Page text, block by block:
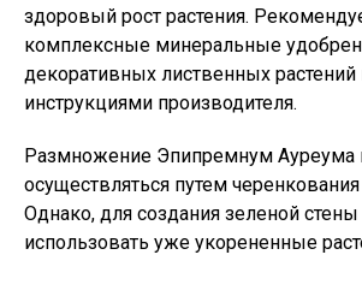
здоровый рост растения.
комплексные минеральные
декоративных лиственных растений
инструкциями производителя.
Размножение Эпипремнум Ауреума
осуществляться путем
Однако, для создания зеленой
использовать уже укорененные